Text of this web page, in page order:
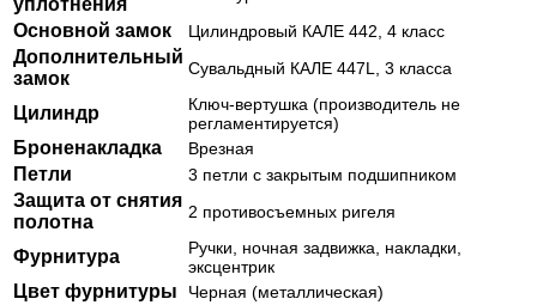
Основной замок Цилиндровый КАЛЕ 442, 4 класс
Дополнительный
замок
Сувальдный КАЛЕ 447L, 3 класса
Цилиндр
Ключ-вертушка (производитель не
регламентируется)
Броненакладка Врезная
Петли 3 петли с закрытым подшипником
Защита от снятия
полотна
2 противосъемных ригеля
Фурнитура
Ручки, ночная задвижка, накладки,
эксцентрик
Цвет фурнитуры Черная (металлическая)